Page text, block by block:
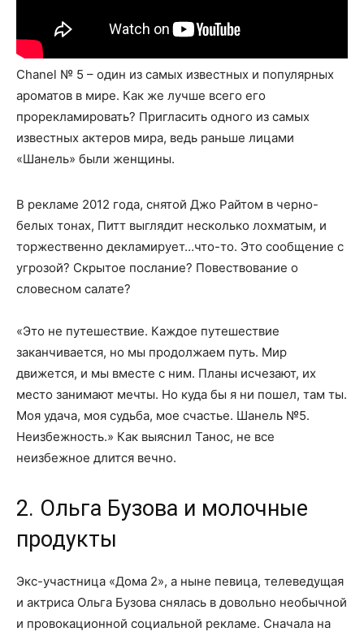
Chanel № 5 – один из самых известных и популярных
ароматов в мире. Как же лучше всего его
прорекламировать? Пригласить одного из самых
известных актеров мира, ведь раньше лицами
«Шанель» были женщины.
В рекламе 2012 года, снятой Джо Райтом в черно-
белых тонах, Питт выглядит несколько лохматым, и
торжественно декламирует…что-то. Это сообщение с
угрозой? Скрытое послание? Повествование о
словесном салате?
«Это не путешествие. Каждое путешествие
заканчивается, но мы продолжаем путь. Мир
движется, и мы вместе с ним. Планы исчезают, их
место занимают мечты. Но куда бы я ни пошел, там ты.
Моя удача, моя судьба, мое счастье. Шанель №5.
Неизбежность.» Как выяснил Танос, не все
неизбежное длится вечно.
2. Ольга Бузова и молочные
продукты
Экс-участница «Дома 2», а ныне певица, телеведущая
и актриса Ольга Бузова снялась в довольно необычной
и провокационной социальной рекламе. Сначала на